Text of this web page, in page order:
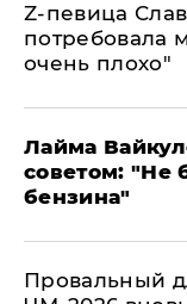
Z-певица
потребовала
очень плохо"
Лайма
советом: "Не
бензина"
Провальный